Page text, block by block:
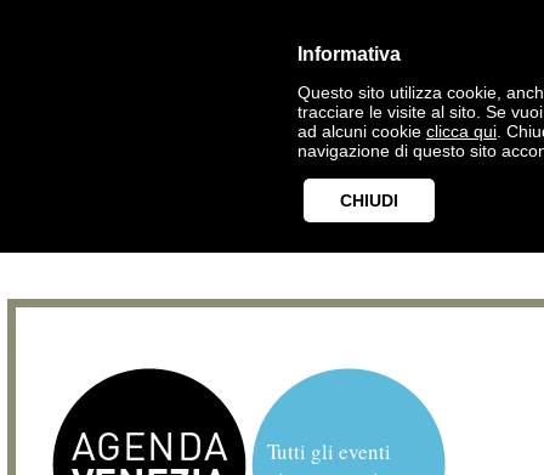
Informativa
Questo sito utilizza cookie,
tracciare le visite al sito. Se
ad alcuni cookie clicca qui .
navigazione di questo sito
CHIUDI
Tutti gli eventi